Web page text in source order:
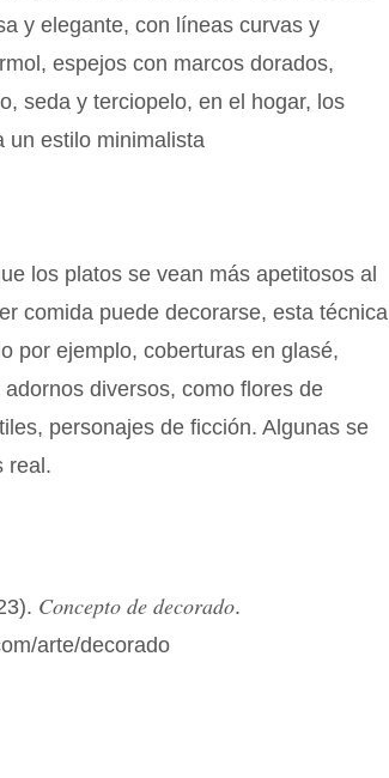
y elegante, con líneas curvas y
espejos con marcos dorados,
seda y terciopelo, en el hogar, los
un estilo minimalista
los platos se vean más apetitosos al
comida puede decorarse, esta técnica
por ejemplo, coberturas en glasé,
diversos, como flores de
personajes de ficción. Algunas se
real.
Concepto de decorado.
arte/decorado